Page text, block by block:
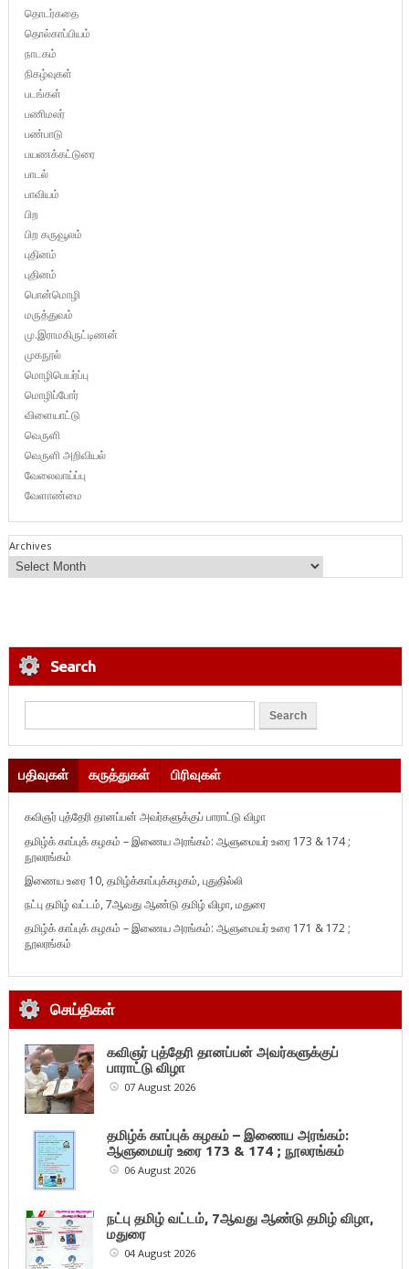
தொடர்கதை
தொல்காப்பியம்
நாடகம்
நிகழ்வுகள்
படங்கள்
பணிமலர்
பண்பாடு
பயணக்கட்டுரை
பாடல்
பாவியம்
பிற
பிற கருவூலம்
புதினம்
புதினம்
பொன்மொழி
மருத்துவம்
மு.இராமகிருட்டிணன்
முகநூல்
மொழிபெயர்ப்பு
மொழிப்போர்
விளையாட்டு
வெருளி
வெருளி அறிவியல்
வேலைவாய்ப்பு
வேளாண்மை
Archives
Search
பதிவுகள் கருத்துகள் பிரிவுகள்
கவிஞர் புத்தேரி தானப்பன் அவர்களுக்குப் பாராட்டு விழா
தமிழ்க் காப்புக் கழகம் – இணைய அரங்கம்: ஆளுமையர் உரை 173 & 174 ;
நூலரங்கம்
இணைய உரை 10, தமிழ்க்காப்புக்கழகம், புதுதில்லி
நட்பு தமிழ் வட்டம், 7ஆவது ஆண்டு தமிழ் விழா, மதுரை
தமிழ்க் காப்புக் கழகம் – இணைய அரங்கம்: ஆளுமையர் உரை 171 & 172 ;
நூலரங்கம்
செய்திகள்
கவிஞர் புத்தேரி தானப்பன் அவர்களுக்குப்
பாராட்டு விழா
07 August 2026
தமிழ்க் காப்புக் கழகம் – இணைய அரங்கம்:
ஆளுமையர் உரை 173 & 174 ; நூலரங்கம்
06 August 2026
நட்பு தமிழ் வட்டம், 7ஆவது ஆண்டு தமிழ் விழா,
மதுரை
04 August 2026